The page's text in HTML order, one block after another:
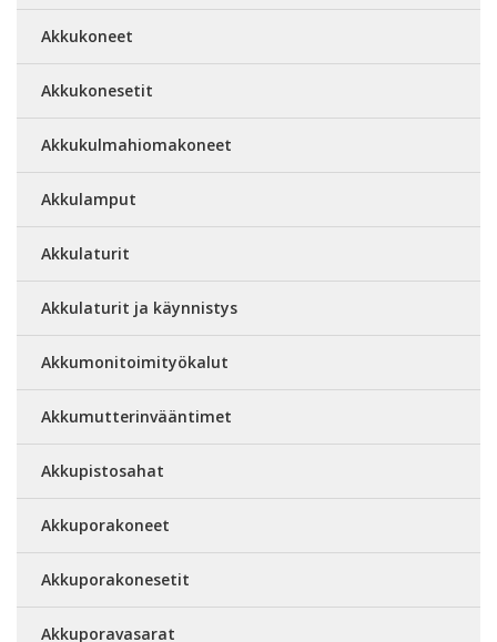
Akkukoneet
Akkukonesetit
Akkukulmahiomakoneet
Akkulamput
Akkulaturit
Akkulaturit ja käynnistys
Akkumonitoimityökalut
Akkumutterinvääntimet
Akkupistosahat
Akkuporakoneet
Akkuporakonesetit
Akkuporavasarat